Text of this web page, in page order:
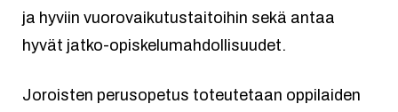
ja hyviin vuorovaikutustaitoihin sekä antaa
hyvät jatko-opiskelumahdollisuudet.
Joroisten perusopetus toteutetaan oppilaiden